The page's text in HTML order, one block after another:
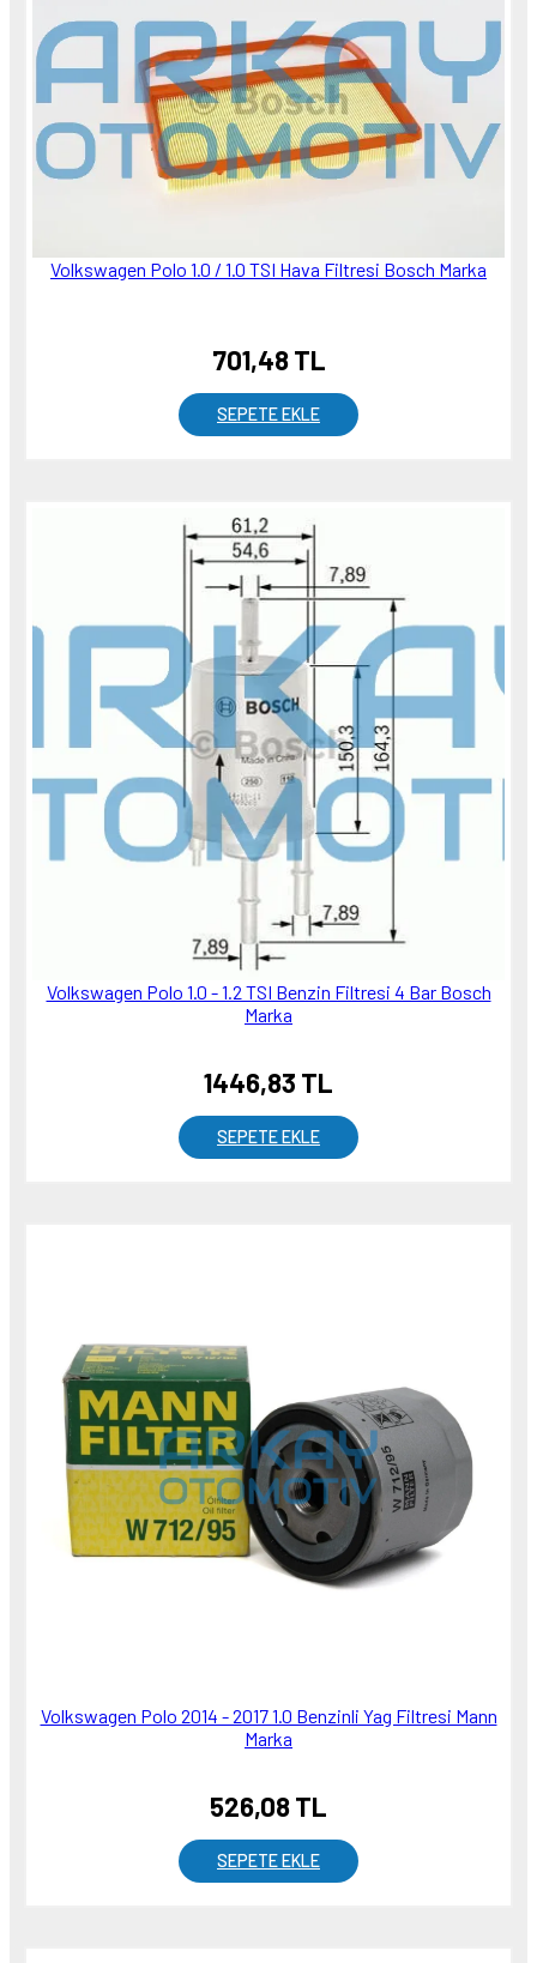
Volkswagen Polo 1.0 / 1.0 TSI Hava Filtresi Bosch Marka
701,48 TL
SEPETE EKLE
Volkswagen Polo 1.0 - 1.2 TSI Benzin Filtresi 4 Bar Bosch
Marka
1446,83 TL
SEPETE EKLE
Volkswagen Polo 2014 - 2017 1.0 Benzinli Yag Filtresi Mann
Marka
526,08 TL
SEPETE EKLE